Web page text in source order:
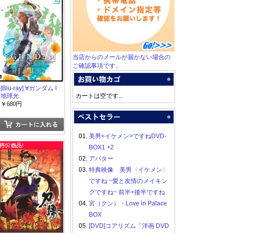
[Blu-ray] ∀ガンダム I
地球光
￥680円
当店からのメールが届かない場合の
ご確認事項です。
カートは空です...
01. 美男<イケメン>ですねDVD-
BOX1 +2
02. アバター
03. 特典映像 美男〈イケメン〉
ですね ~愛と友情のメイキン
グですね~ 前半+後半ですね
04. 宮（クン）・Love in Palace
BOX
05. [DVD]コアリズム「洋画 DVD